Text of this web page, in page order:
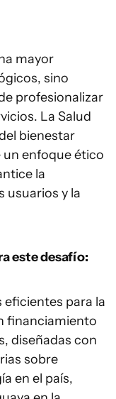
mayor
sino
profesionalizar
La Salud
bienestar
un enfoque ético
la
usuarios y la
este desafío:
para la
financiamiento
diseñadas con
sobre
en el país,